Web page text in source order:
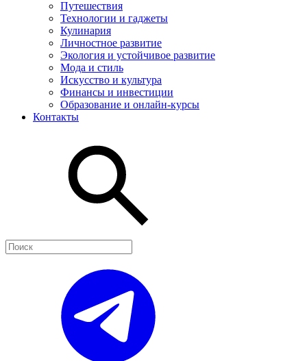
Путешествия
Технологии и гаджеты
Кулинария
Личностное развитие
Экология и устойчивое развитие
Мода и стиль
Искусство и культура
Финансы и инвестиции
Образование и онлайн-курсы
Контакты